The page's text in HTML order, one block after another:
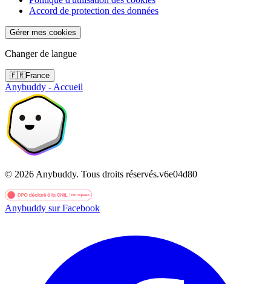
Accord de protection des données
Gérer mes cookies
Changer de langue
🇫🇷France
Anybuddy - Accueil
© 2026 Anybuddy. Tous droits réservés.v6e04d80
Anybuddy sur Facebook